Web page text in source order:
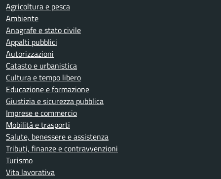
Agricoltura e pesca
Ambiente
Anagrafe e stato civile
Appalti pubblici
Autorizzazioni
Catasto e urbanistica
Cultura e tempo libero
Educazione e formazione
Giustizia e sicurezza pubblica
Imprese e commercio
Mobilità e trasporti
Salute, benessere e assistenza
Tributi, finanze e contravvenzioni
Turismo
Vita lavorativa